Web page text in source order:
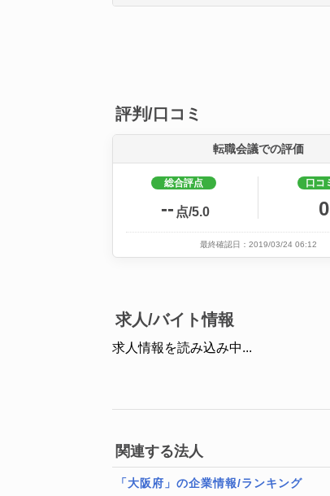
評判/口コミ
転職会議での評価
総合評点
-- 点/5.0
口コ
0
最終確認日：2019/03/24 06:12
求人/バイト情報
求人情報を読み込み中...
関連する法人
「大阪府」の企業情報/ランキング